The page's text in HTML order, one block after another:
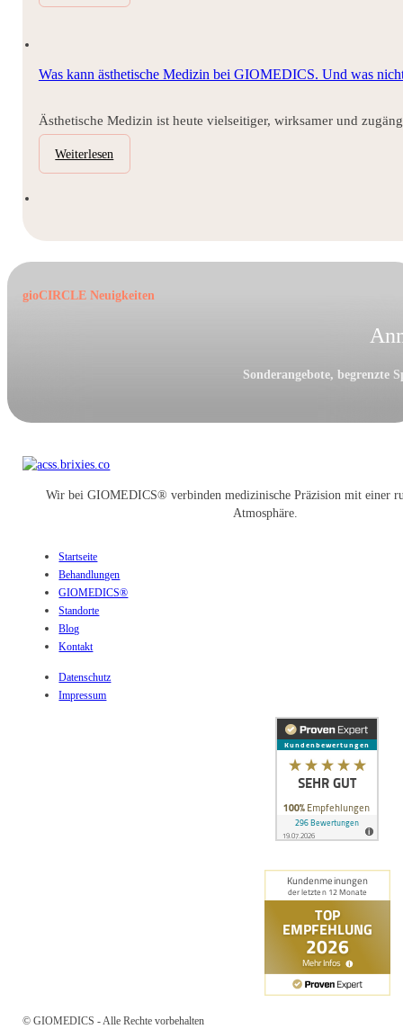
Was kann ästhetische Medizin bei GIOMEDICS. Und was
Ästhetische Medizin ist heute vielseitiger, wirksamer und
Weiterlesen
gioCIRCLE Neuigkeiten
Sonderangebote, begrenzte
Wir bei GIOMEDICS® verbinden medizinische Präzision mit einer
Atmosphäre.
Startseite
Behandlungen
GIOMEDICS®
Standorte
Blog
Kontakt
Datenschutz
Impressum
© GIOMEDICS - Alle Rechte vorbehalten